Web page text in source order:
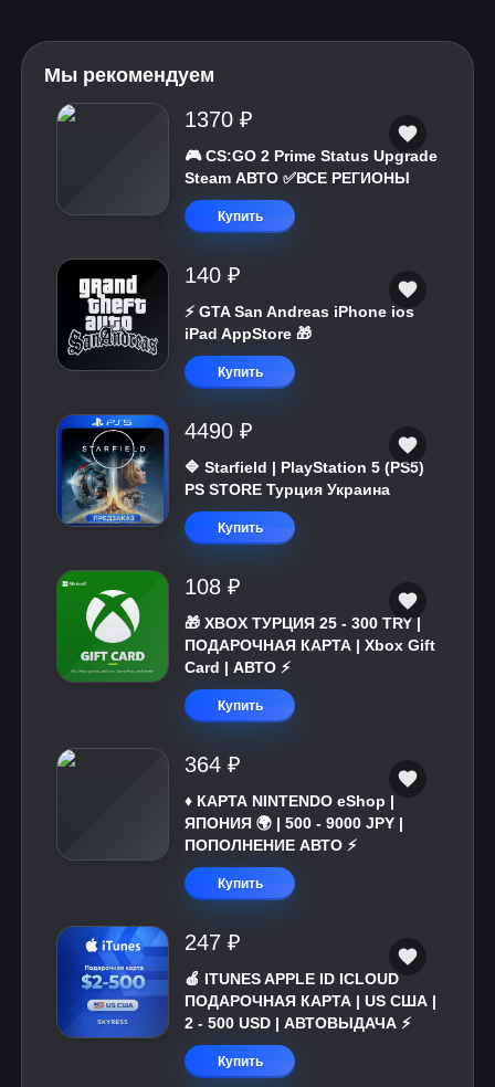
Мы рекомендуем
1370 ₽
🎮 CS:GO 2 Prime Status Upgrade
Steam АВТО ✅ВСЕ РЕГИОНЫ
Купить
140 ₽
⚡️ GTA San Andreas iPhone ios
iPad AppStore 🎁
Купить
4490 ₽
🔷 Starfield | PlayStation 5 (PS5)
PS STORE Турция Украина
Купить
108 ₽
🎁 XBOX ТУРЦИЯ 25 - 300 TRY |
ПОДАРОЧНАЯ КАРТА | Xbox Gift
Card | АВТО ⚡
Купить
364 ₽
♦️ КАРТА NINTENDO eShop |
ЯПОНИЯ 🌍 | 500 - 9000 JPY |
ПОПОЛНЕНИЕ АВТО ⚡
Купить
247 ₽
🍎 ITUNES APPLE ID ICLOUD
ПОДАРОЧНАЯ КАРТА | US США |
2 - 500 USD | АВТОВЫДАЧА ⚡️
Купить